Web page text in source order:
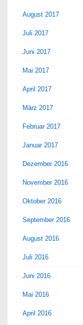
August 2017
Juli 2017
Juni 2017
Mai 2017
April 2017
März 2017
Februar 2017
Januar 2017
Dezember 2016
November 2016
Oktober 2016
September 2016
August 2016
Juli 2016
Juni 2016
Mai 2016
April 2016